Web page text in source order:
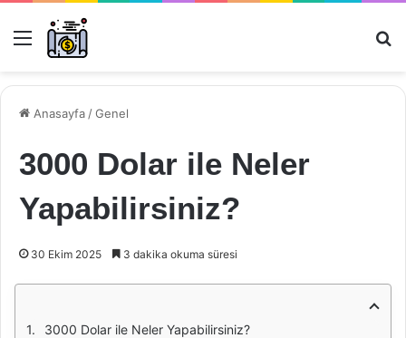
Menü
Anasayfa /Genel
3000 Dolar ile Neler
Yapabilirsiniz?
30 Ekim 2025 3 dakika okuma süresi
3000 Dolar ile Neler Yapabilirsiniz?